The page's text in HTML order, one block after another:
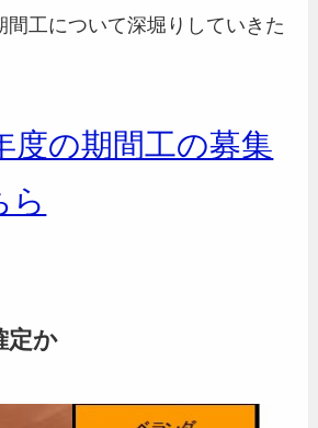
間工について深堀りしていきた
度の期間工の募集
ら
定か